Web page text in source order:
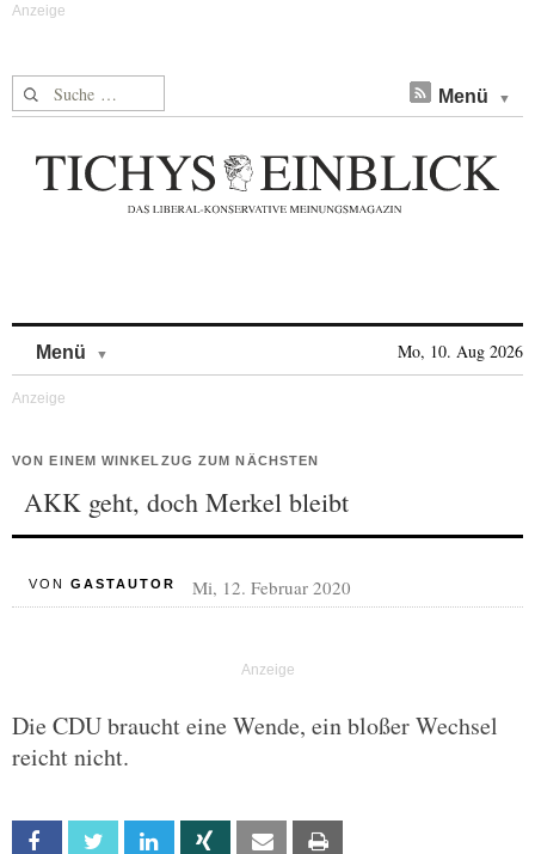
Suche nach: Menü
Menü Mo, 10. Aug 2026
VON EINEM WINKELZUG ZUM NÄCHSTEN
AKK geht, doch Merkel bleibt
VON GASTAUTOR Mi, 12. Februar 2020
Die CDU braucht eine Wende, ein bloßer Wechsel
reicht nicht.
Facebook Twitter Linkedin Xing Email